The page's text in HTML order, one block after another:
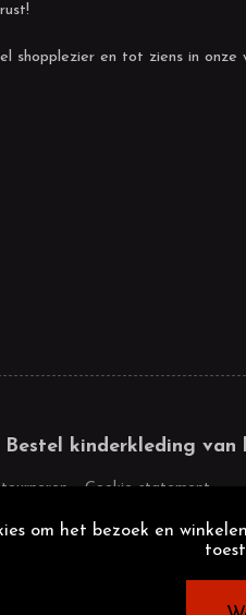
shopplezier en tot ziens in onze
kinderkleding van
Cookie statement
om het bezoek en